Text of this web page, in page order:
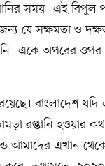
সময়। এই বিপুল
যে সক্ষমতা ও
একে অপরের ওপর
বাংলাদেশ
রপ্তানি হওয়ার
আমাদের এখান